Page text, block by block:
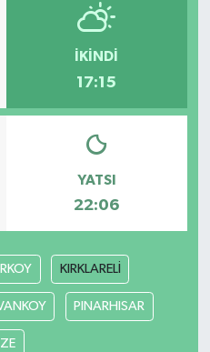
İKINDI
17:15
YATSI
22:06
KIRKLARELİ
PINARHISAR